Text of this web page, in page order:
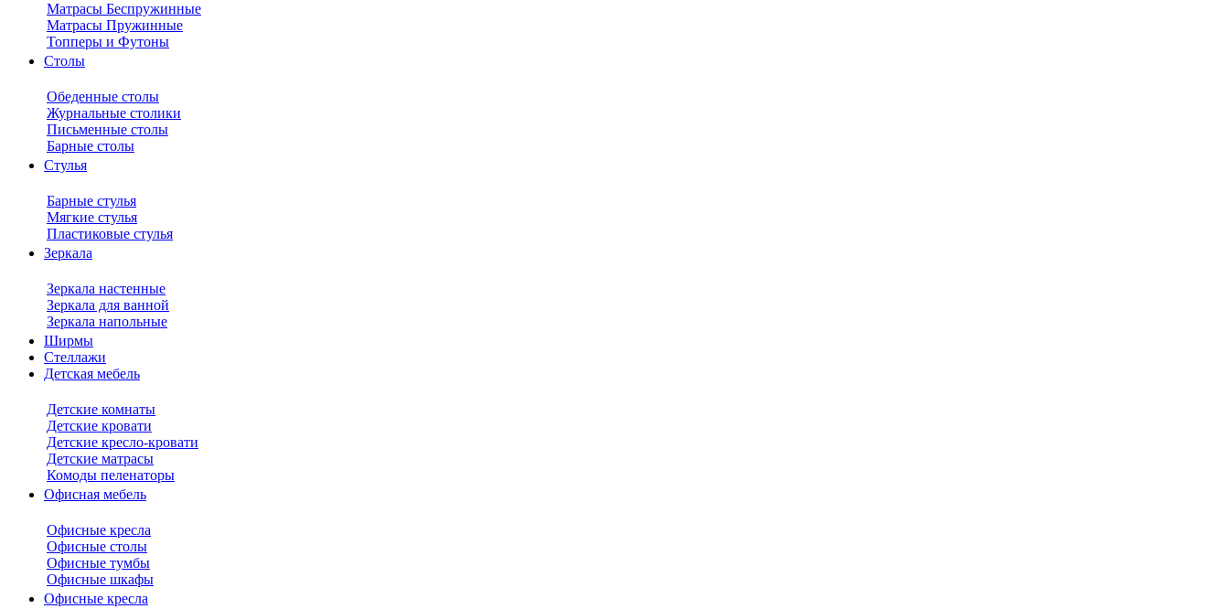
Матрасы Беспружинные
Матрасы Пружинные
Топперы и Футоны
Столы
Обеденные столы
Журнальные столики
Письменные столы
Барные столы
Стулья
Барные стулья
Мягкие стулья
Пластиковые стулья
Зеркала
Зеркала настенные
Зеркала для ванной
Зеркала напольные
Ширмы
Стеллажи
Детская мебель
Детские комнаты
Детские кровати
Детские кресло-кровати
Детские матрасы
Комоды пеленаторы
Офисная мебель
Офисные кресла
Офисные столы
Офисные тумбы
Офисные шкафы
Офисные кресла